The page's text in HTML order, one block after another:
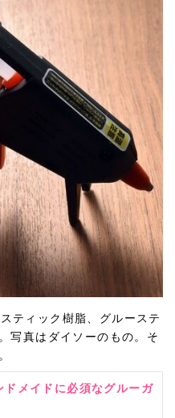
ティック樹脂、グルーステ
写真はダイソーのもの。そ
ドメイドに必須なグルーガ